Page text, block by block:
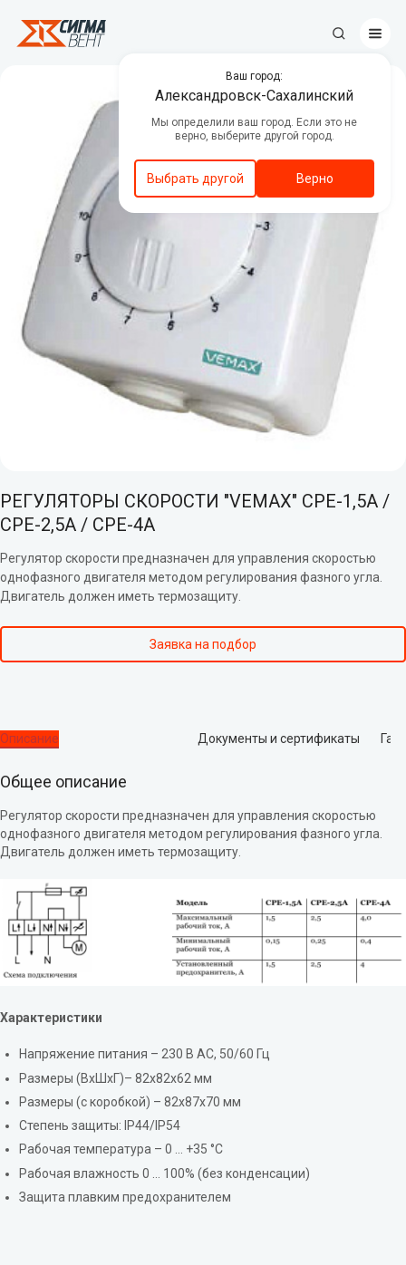
Противопожарные клапаны
Центральные кондиционеры
Канальное вентиляционное
оборудование
Вентиляторы дымоудаления и
подпора воздуха
Люки дымоудаления
Автоматика
Декоративные решетки
Приводы
Ваш город:
Александровск-Сахалинский
Мы определили ваш город. Если это не
верно, выберите другой город.
Выбрать другой Верно
РЕГУЛЯТОРЫ СКОРОСТИ "VEMAX" СРЕ-1,5А /
СРЕ-2,5А / СРЕ-4А
Регулятор скорости предназначен для управления скоростью
однофазного двигателя методом регулирования фазного угла.
Двигатель должен иметь термозащиту.
Заявка на подбор
Описание Документы и сертификаты
Общее описание
Регулятор скорости предназначен для управления скоростью
однофазного двигателя методом регулирования фазного угла.
Двигатель должен иметь термозащиту.
Характеристики
Напряжение питания – 230 В AC, 50/60 Гц
Размеры (ВхШхГ)– 82х82х62 мм
Размеры (с коробкой) – 82х87х70 мм
Степень защиты: IP44/IP54
Рабочая температура – 0 … +35 °С
Рабочая влажность 0 … 100% (без конденсации)
Защита плавким предохранителем